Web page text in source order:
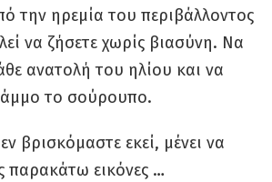
την ηρεμία του περιβάλλοντος
να ζήσετε χωρίς βιασύνη. Να
ανατολή του ηλίου και να
το σούρουπο.
βρισκόμαστε εκεί, μένει να
παρακάτω εικόνες …